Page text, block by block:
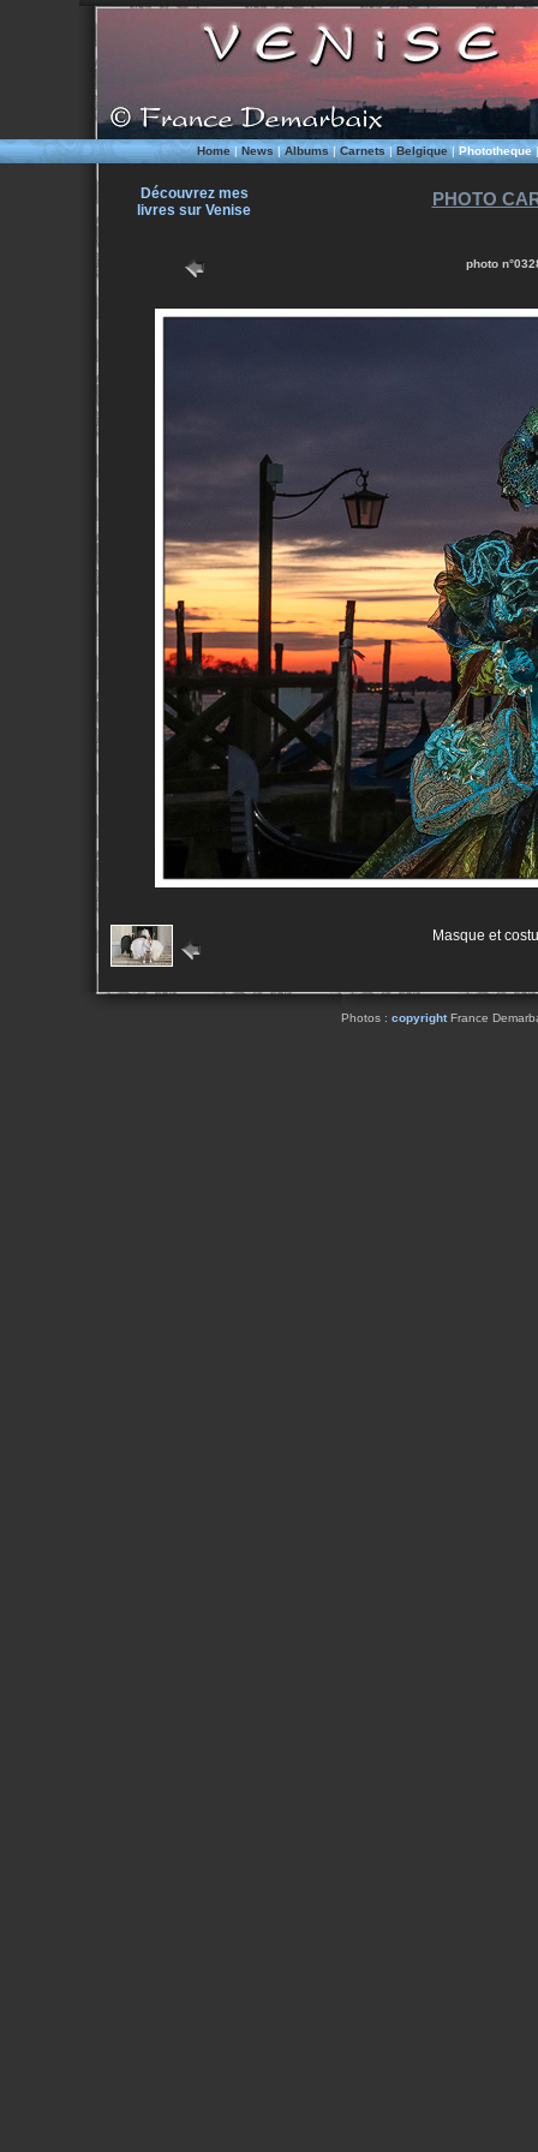
Home|News|Albums|Carnets|Belgique|Phototheque
Découvrez mes
livres sur Venise
PHOTO
photo
Masque et
Photos : copyrightFrance